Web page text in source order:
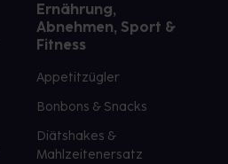
Ernährung,
Abnehmen, Sport &
Fitness
Appetitzügler
Bonbons & Snacks
Diätshakes &
Mahlzeitenersatz